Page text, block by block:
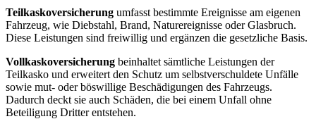
Teilkaskoversicherung umfasst bestimmte Ereignisse am eigenen
Fahrzeug, wie Diebstahl, Brand, Naturereignisse oder Glasbruch.
Diese Leistungen sind freiwillig und ergänzen die gesetzliche Basis.
Vollkaskoversicherung beinhaltet sämtliche Leistungen der
Teilkasko und erweitert den Schutz um selbstverschuldete Unfälle
sowie mut- oder böswillige Beschädigungen des Fahrzeugs.
Dadurch deckt sie auch Schäden, die bei einem Unfall ohne
Beteiligung Dritter entstehen.